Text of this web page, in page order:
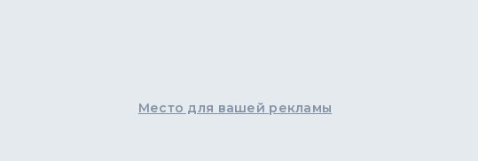
Место для вашей рекламы